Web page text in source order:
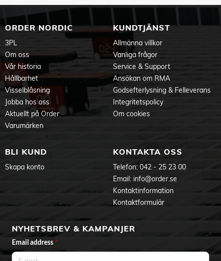
ORDER NORDIC
3PL
Om oss
Vår historia
Hållbarhet
Visselblåsning
Jobba hos oss
Aktuellt på Order
Varumärken
KUNDTJÄNST
Allmänna villkor
Vanliga frågor
Service & Support
Ansökan om RMA
Godsefterlysning & Felleverans
Integritetspolicy
Om cookies
BLI KUND
Skapa konto
KONTAKTA OSS
Telefon: 042 - 25 23 00
Email: info@order.se
Kontaktinformation
Kontaktformulär
NYHETSBREV & KAMPANJER
Email address *